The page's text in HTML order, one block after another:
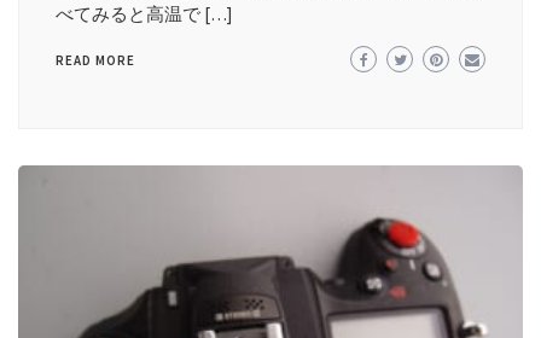
べてみると高温で […]
READ MORE